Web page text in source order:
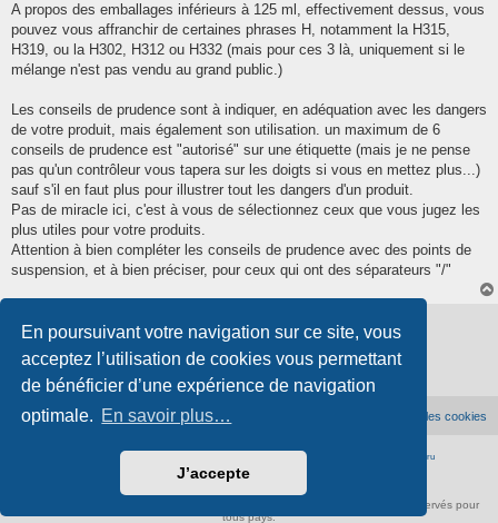
En poursuivant votre navigation sur ce site, vous
acceptez l’utilisation de cookies vous permettant
de bénéficier d’une expérience de navigation
optimale. En savoir plus…
J’accepte
A propos des emballages inférieurs à 125 ml, effectivement dessus, vous
pouvez vous affranchir de certaines phrases H, notamment la H315,
H319, ou la H302, H312 ou H332 (mais pour ces 3 là, uniquement si le
mélange n'est pas vendu au grand public.)
Les conseils de prudence sont à indiquer, en adéquation avec les dangers
de votre produit, mais également son utilisation. un maximum de 6
conseils de prudence est "autorisé" sur une étiquette (mais je ne pense
pas qu'un contrôleur vous tapera sur les doigts si vous en mettez plus...)
sauf s'il en faut plus pour illustrer tout les dangers d'un produit.
Pas de miracle ici, c'est à vous de sélectionnez ceux que vous jugez les
plus utiles pour votre produits.
Attention à bien compléter les conseils de prudence avec des points de
suspension, et à bien préciser, pour ceux qui ont des séparateurs "/"
Verrouillé
Accueil du forum Supprimer les cookies
Développé parphpBB Traduction française officielle Qiaeru
Confidentialité
. Tous droits réservés pour
tous pays.